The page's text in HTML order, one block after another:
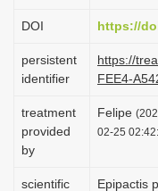
DOI https://
persistent
identifier
https://
FEE4-
treatment
provided
by
Felipe
02-25
scientific
Epipactis